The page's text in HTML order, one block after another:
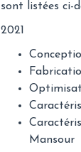
sont listées ci-
2021
Mansour